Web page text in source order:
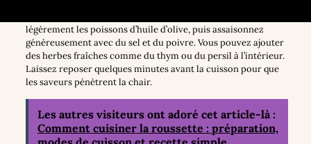
légèrement les poissons d’huile d’olive, puis assaisonnez
généreusement avec du sel et du poivre. Vous pouvez ajouter
des herbes fraîches comme du thym ou du persil à l’intérieur.
Laissez reposer quelques minutes avant la cuisson pour que
les saveurs pénètrent la chair.
Les autres visiteurs ont adoré cet article-là :
Comment cuisiner la roussette : préparation,